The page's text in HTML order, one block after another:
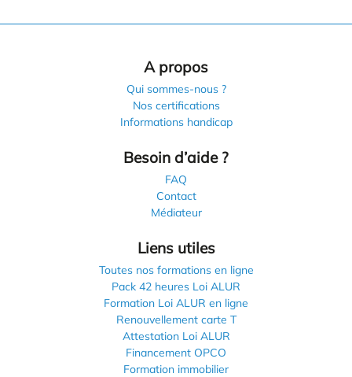
A propos
Qui sommes-nous ?
Nos certifications
Informations handicap
Besoin d’aide ?
FAQ
Contact
Médiateur
Liens utiles
Toutes nos formations en ligne
Pack 42 heures Loi ALUR
Formation Loi ALUR en ligne
Renouvellement carte T
Attestation Loi ALUR
Financement OPCO
Formation immobilier